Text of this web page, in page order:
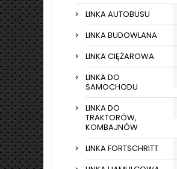
LINKA AUTOBUSU
LINKA BUDOWLANA
LINKA CIĘŻAROWA
LINKA DO
SAMOCHODU
LINKA DO
TRAKTORÓW,
KOMBAJNÓW
LINKA FORTSCHRITT